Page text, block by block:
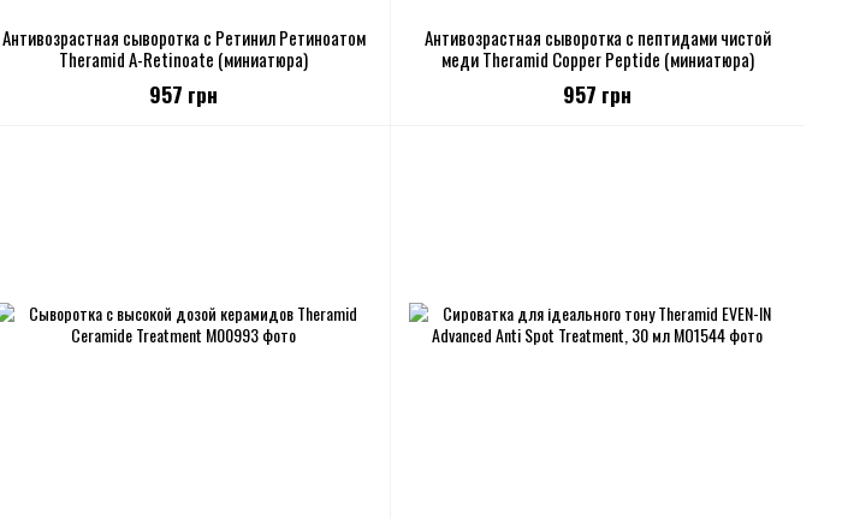
Антивозрастная сыворотка с Ретинил Ретиноатом
Theramid A-Retinoate (миниатюра)
957 грн
Антивозрастная сыворотка с пептидами чистой
меди Theramid Copper Peptide (миниатюра)
957 грн